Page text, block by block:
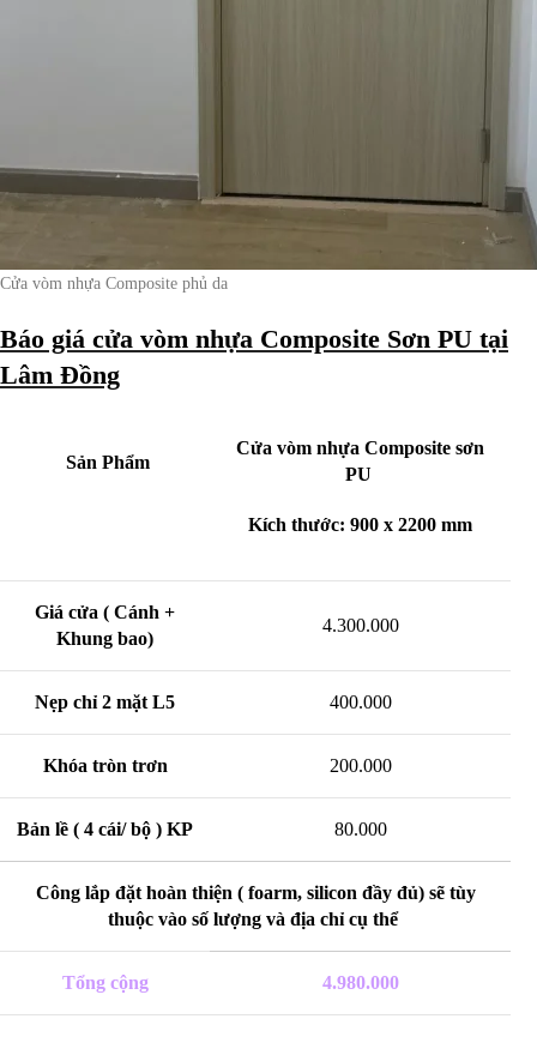
Cửa vòm nhựa Composite phủ da
Báo giá cửa vòm nhựa Composite Sơn PU tại
Lâm Đồng
Sản Phẩm
Cửa vòm nhựa Composite sơn
PU
Kích thước: 900 x 2200 mm
Giá cửa ( Cánh +
Khung bao)
4.300.000
Nẹp chỉ 2 mặt L5 400.000
Khóa tròn trơn 200.000
Bản lề ( 4 cái/ bộ ) KP 80.000
Công lắp đặt hoàn thiện ( foarm, silicon đầy đủ) sẽ tùy
thuộc vào số lượng và địa chỉ cụ thể
Tổng cộng 4.980.000